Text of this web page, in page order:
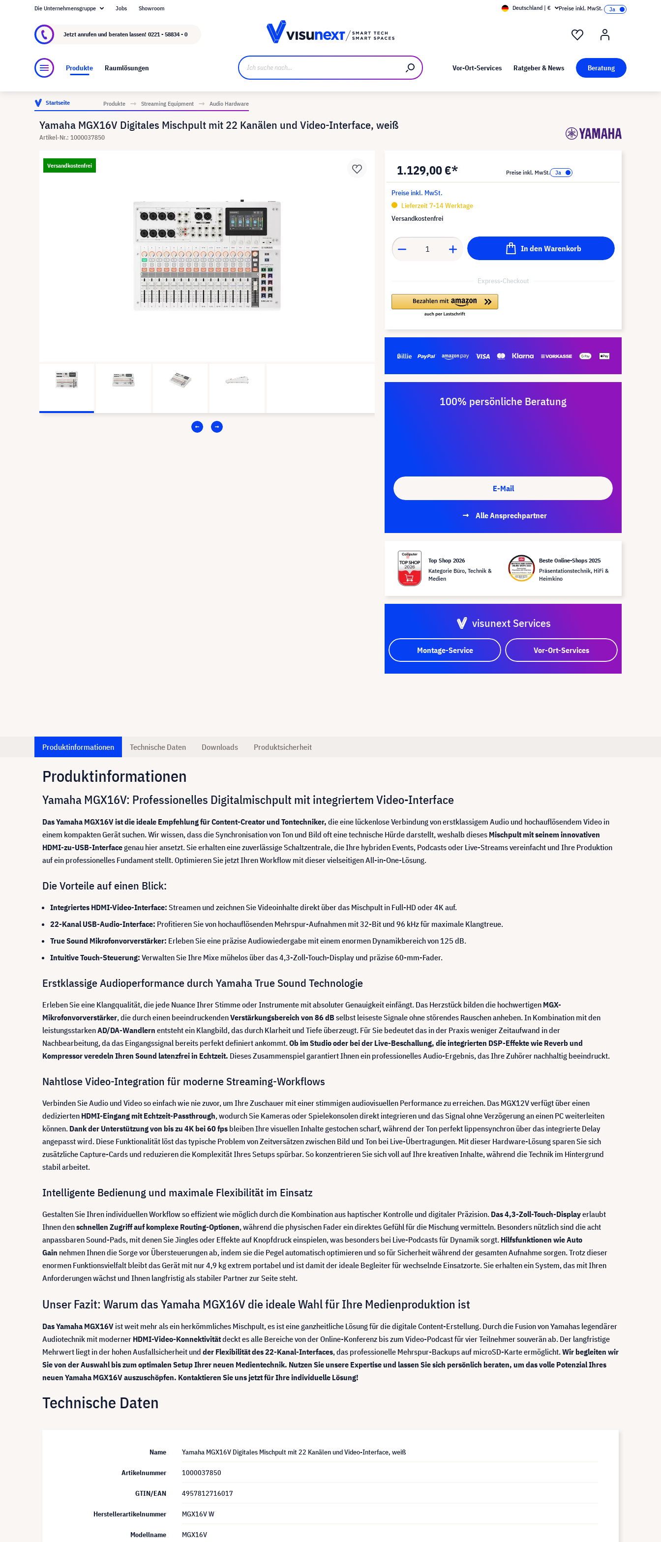
Über visunext.de Kunst bei visunext
Die Unternehmensgruppe Jobs Showroom Deutschland | € Preise inkl. MwSt.
Jetzt anrufen und beraten lassen! 0221 - 58834 - 0
Produkte Raumlösungen Vor-Ort-Services Ratgeber & News Beratung
Startseite Produkte Streaming Equipment Audio Hardware
Yamaha MGX16V Digitales Mischpult mit 22 Kanälen und Video-Interface, weiß
Artikel-Nr.: 1000037850
Versandkostenfrei 1.129,00 €* Preise inkl. MwSt.
Preise inkl. MwSt.
Lieferzeit 7-14 Werktage
Versandkostenfrei
In den Warenkorb
Express-Checkout
100% persönliche Beratung
E-Mail
Alle Ansprechpartner
Top Shop 2026
Kategorie Büro, Technik &
Medien
Beste Online-Shops 2025
Präsentationstechnik, HiFi &
Heimkino
visunext Services
Montage-Service Vor-Ort-Services
Produktinformationen Technische Daten Downloads Produktsicherheit
Produktinformationen
Yamaha MGX16V: Professionelles Digitalmischpult mit integriertem Video-Interface
Das Yamaha MGX16V ist die ideale Empfehlung für Content-Creator und Tontechniker, die eine lückenlose Verbindung von erstklassigem Audio und hochauflösendem Video in
einem kompakten Gerät suchen. Wir wissen, dass die Synchronisation von Ton und Bild oft eine technische Hürde darstellt, weshalb dieses Mischpult mit seinem innovativen
HDMI-zu-USB-Interfacegenau hier ansetzt. Sie erhalten eine zuverlässige Schaltzentrale, die Ihre hybriden Events, Podcasts oder Live-Streams vereinfacht und Ihre Produktion
auf ein professionelles Fundament stellt. Optimieren Sie jetzt Ihren Workflow mit dieser vielseitigen All-in-One-Lösung.
Die Vorteile auf einen Blick:
Integriertes HDMI-Video-Interface: Streamen und zeichnen Sie Videoinhalte direkt über das Mischpult in Full-HD oder 4K auf.
22-Kanal USB-Audio-Interface: Profitieren Sie von hochauflösenden Mehrspur-Aufnahmen mit 32-Bit und 96 kHz für maximale Klangtreue.
True Sound Mikrofonvorverstärker: Erleben Sie eine präzise Audiowiedergabe mit einem enormen Dynamikbereich von 125 dB.
Intuitive Touch-Steuerung: Verwalten Sie Ihre Mixe mühelos über das 4,3-Zoll-Touch-Display und präzise 60-mm-Fader.
Erstklassige Audioperformance durch Yamaha True Sound Technologie
Erleben Sie eine Klangqualität, die jede Nuance Ihrer Stimme oder Instrumente mit absoluter Genauigkeit einfängt. Das Herzstück bilden die hochwertigen MGX-
Mikrofonvorverstärker, die durch einen beeindruckendenVerstärkungsbereich von 86 dB selbst leiseste Signale ohne störendes Rauschen anheben. In Kombination mit den
leistungsstarkenAD/DA-Wandlern entsteht ein Klangbild, das durch Klarheit und Tiefe überzeugt. Für Sie bedeutet das in der Praxis weniger Zeitaufwand in der
Nachbearbeitung, da das Eingangssignal bereits perfekt definiert ankommt.Ob im Studio oder bei der Live-Beschallung, die integrierten DSP-Effekte wie Reverb und
Kompressor veredeln Ihren Sound latenzfrei in Echtzeit. Dieses Zusammenspiel garantiert Ihnen ein professionelles Audio-Ergebnis, das Ihre Zuhörer nachhaltig beeindruckt.
Nahtlose Video-Integration für moderne Streaming-Workflows
Verbinden Sie Audio und Video so einfach wie nie zuvor, um Ihre Zuschauer mit einer stimmigen audiovisuellen Performance zu erreichen. Das MGX12V verfügt über einen
dedizierten HDMI-Eingang mit Echtzeit-Passthrough, wodurch Sie Kameras oder Spielekonsolen direkt integrieren und das Signal ohne Verzögerung an einen PC weiterleiten
können. Dank der Unterstützung von bis zu 4K bei 60 fps bleiben Ihre visuellen Inhalte gestochen scharf, während der Ton perfekt lippensynchron über das integrierte Delay
angepasst wird. Diese Funktionalität löst das typische Problem von Zeitversätzen zwischen Bild und Ton bei Live-Übertragungen. Mit dieser Hardware-Lösung sparen Sie sich
zusätzliche Capture-Cards und reduzieren die Komplexität Ihres Setups spürbar. So konzentrieren Sie sich voll auf Ihre kreativen Inhalte, während die Technik im Hintergrund
stabil arbeitet.
Intelligente Bedienung und maximale Flexibilität im Einsatz
Gestalten Sie Ihren individuellen Workflow so effizient wie möglich durch die Kombination aus haptischer Kontrolle und digitaler Präzision. Das 4,3-Zoll-Touch-Displayerlaubt
Ihnen denschnellen Zugriff auf komplexe Routing-Optionen, während die physischen Fader ein direktes Gefühl für die Mischung vermitteln. Besonders nützlich sind die acht
anpassbaren Sound-Pads, mit denen Sie Jingles oder Effekte auf Knopfdruck einspielen, was besonders bei Live-Podcasts für Dynamik sorgt. Hilfsfunktionen wie Auto
Gain nehmen Ihnen die Sorge vor Übersteuerungen ab, indem sie die Pegel automatisch optimieren und so für Sicherheit während der gesamten Aufnahme sorgen. Trotz dieser
enormen Funktionsvielfalt bleibt das Gerät mit nur 4,9 kg extrem portabel und ist damit der ideale Begleiter für wechselnde Einsatzorte. Sie erhalten ein System, das mit Ihren
Anforderungen wächst und Ihnen langfristig als stabiler Partner zur Seite steht.
Unser Fazit: Warum das Yamaha MGX16V die ideale Wahl für Ihre Medienproduktion ist
Das Yamaha MGX16V ist weit mehr als ein herkömmliches Mischpult, es ist eine ganzheitliche Lösung für die digitale Content-Erstellung. Durch die Fusion von Yamahas legendärer
Audiotechnik mit moderner HDMI-Video-Konnektivitätdeckt es alle Bereiche von der Online-Konferenz bis zum Video-Podcast für vier Teilnehmer souverän ab. Der langfristige
Mehrwert liegt in der hohen Ausfallsicherheit und der Flexibilität des 22-Kanal-Interfaces, das professionelle Mehrspur-Backups auf microSD-Karte ermöglicht.Wir begleiten wir
Sie von der Auswahl bis zum optimalen Setup Ihrer neuen Medientechnik. Nutzen Sie unsere Expertise und lassen Sie sich persönlich beraten, um das volle Potenzial Ihres
neuen Yamaha MGX16V auszuschöpfen. Kontaktieren Sie uns jetzt für Ihre individuelle Lösung!
Technische Daten
Name Yamaha MGX16V Digitales Mischpult mit 22 Kanälen und Video-Interface, weiß
Artikelnummer 1000037850
GTIN/EAN 4957812716017
Herstellerartikelnummer MGX16V W
Modellname MGX16V